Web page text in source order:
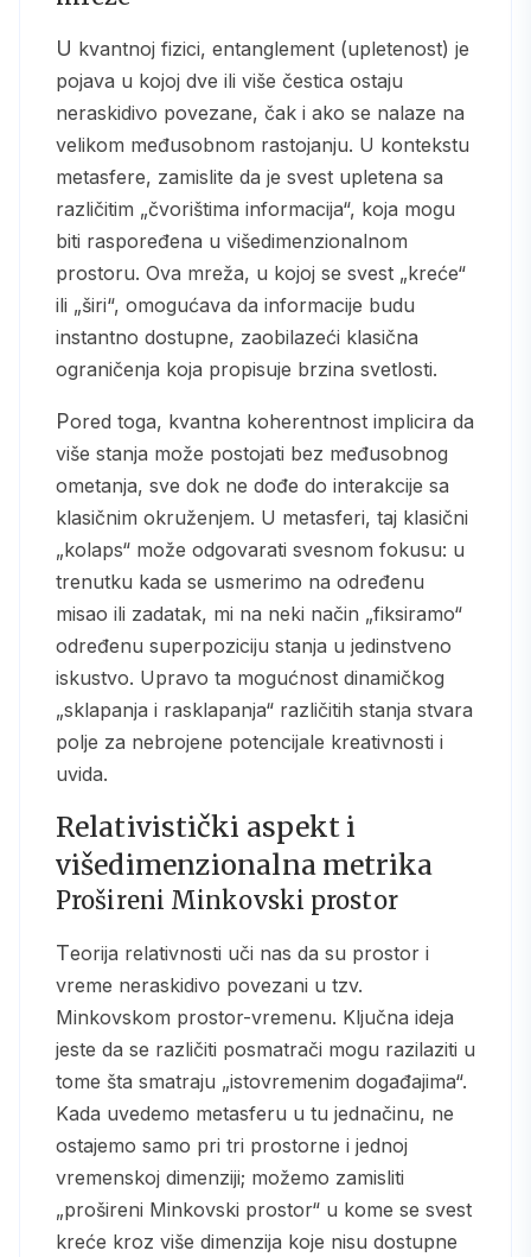
U kvantnoj fizici, entanglement (upletenost) je
pojava u kojoj dve ili više čestica ostaju
neraskidivo povezane, čak i ako se nalaze na
velikom međusobnom rastojanju. U kontekstu
metasfere, zamislite da je svest upletena sa
različitim „čvorištima informacija“, koja mogu
biti raspoređena u višedimenzionalnom
prostoru. Ova mreža, u kojoj se svest „kreće“
ili „širi“, omogućava da informacije budu
instantno dostupne, zaobilazeći klasična
ograničenja koja propisuje brzina svetlosti.
Pored toga, kvantna koherentnost implicira da
više stanja može postojati bez međusobnog
ometanja, sve dok ne dođe do interakcije sa
klasičnim okruženjem. U metasferi, taj klasični
„kolaps“ može odgovarati svesnom fokusu: u
trenutku kada se usmerimo na određenu
misao ili zadatak, mi na neki način „fiksiramo“
određenu superpoziciju stanja u jedinstveno
iskustvo. Upravo ta mogućnost dinamičkog
„sklapanja i rasklapanja“ različitih stanja stvara
polje za nebrojene potencijale kreativnosti i
uvida.
Relativistički aspekt i
višedimenzionalna metrika
Prošireni Minkovski prostor
Teorija relativnosti uči nas da su prostor i
vreme neraskidivo povezani u tzv.
Minkovskom prostor-vremenu. Ključna ideja
jeste da se različiti posmatrači mogu razilaziti u
tome šta smatraju „istovremenim događajima“.
Kada uvedemo metasferu u tu jednačinu, ne
ostajemo samo pri tri prostorne i jednoj
vremenskoj dimenziji; možemo zamisliti
„prošireni Minkovski prostor“ u kome se svest
kreće kroz više dimenzija koje nisu dostupne